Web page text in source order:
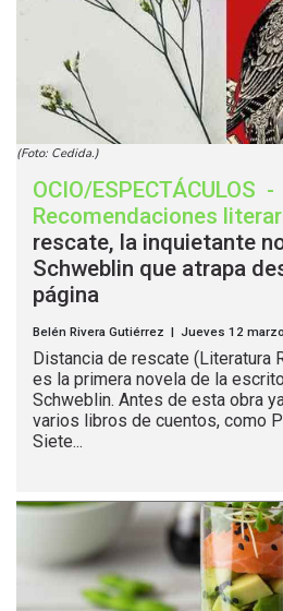
(Foto: Cedida.)
OCIO/ESPECTÁCULOS -
Recomendaciones
rescate, la inquietante
Schweblin que atrapa
página
Belén Rivera Gutiérrez | Jueves 12
Distancia de rescate (Literatura
es la primera novela de la
Schweblin. Antes de esta obra
varios libros de cuentos, como
Siete...